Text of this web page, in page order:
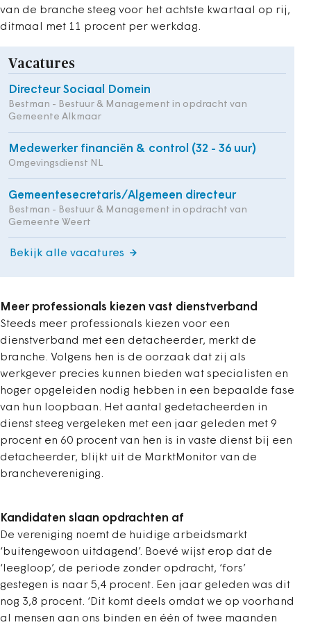
van de branche steeg voor het achtste kwartaal op rij,
ditmaal met 11 procent per werkdag.
Vacatures
Directeur Sociaal Domein
Bestman - Bestuur & Management in opdracht van
Gemeente Alkmaar
Medewerker financiën & control (32 - 36 uur)
Omgevingsdienst NL
Gemeentesecretaris/Algemeen directeur
Bestman - Bestuur & Management in opdracht van
Gemeente Weert
Bekijk alle vacatures
Meer professionals kiezen vast dienstverband
Steeds meer professionals kiezen voor een
dienstverband met een detacheerder, merkt de
branche. Volgens hen is de oorzaak dat zij als
werkgever precies kunnen bieden wat specialisten en
hoger opgeleiden nodig hebben in een bepaalde fase
van hun loopbaan. Het aantal gedetacheerden in
dienst steeg vergeleken met een jaar geleden met 9
procent en 60 procent van hen is in vaste dienst bij een
detacheerder, blijkt uit de MarktMonitor van de
branchevereniging.
Kandidaten slaan opdrachten af
De vereniging noemt de huidige arbeidsmarkt
‘buitengewoon uitdagend’. Boevé wijst erop dat de
‘leegloop’, de periode zonder opdracht, ‘fors’
gestegen is naar 5,4 procent. Een jaar geleden was dit
nog 3,8 procent. ‘Dit komt deels omdat we op voorhand
al mensen aan ons binden en één of twee maanden